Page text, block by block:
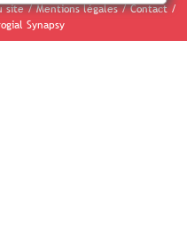
site / Mentions légales / Contact /
Synapsy